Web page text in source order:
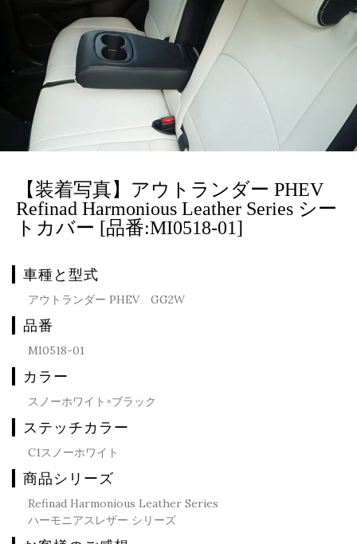
【装着写真】アウトランダー PHEV
Refinad Harmonious Leather Series シー
トカバー [品番:MI0518-01]
車種と型式
アウトランダー PHEV GG2W
品番
MI0518-01
カラー
スノーホワイト×ブラック
ステッチカラー
C1スノーホワイト
商品シリーズ
Refinad Harmonious Leather Series
ハーモニアスレザー シリーズ